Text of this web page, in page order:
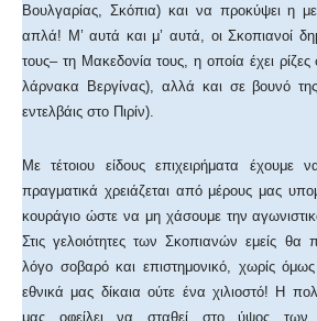
Βουλγαρίας, Σκόπια) και να προκύψει η
απλά! Μ’ αυτά και μ’ αυτά, οι Σκοπιανοί
τους– τη Μακεδονία τους, η οποία έχει
λάρνακα Βεργίνας), αλλά και σε βουνό
εντελβάις στο Πιρίν).
Με τέτοιου είδους επιχειρήματα έχουμε
πραγματικά χρειάζεται από μέρους μας
κουράγιο ώστε να μη χάσουμε την
Στις γελοιότητες των Σκοπιανών εμείς
λόγο σοβαρό και επιστημονικό, χωρίς
εθνικά μας δίκαια ούτε ένα χιλιοστό! Η
μας οφείλει να σταθεί στο ύψος των